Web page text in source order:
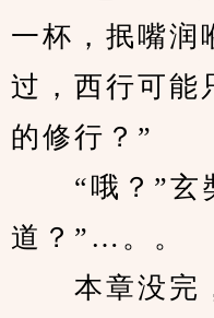
一杯，抿嘴润
过，西行可能
的修行？”
“哦？”玄
道？”…。。
本章没完